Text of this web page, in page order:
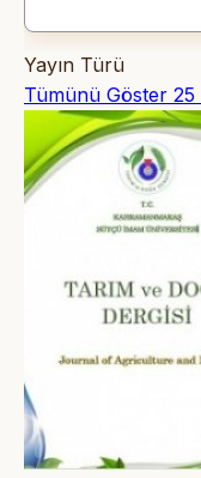
Yayın Türü
Tümünü Göster 25